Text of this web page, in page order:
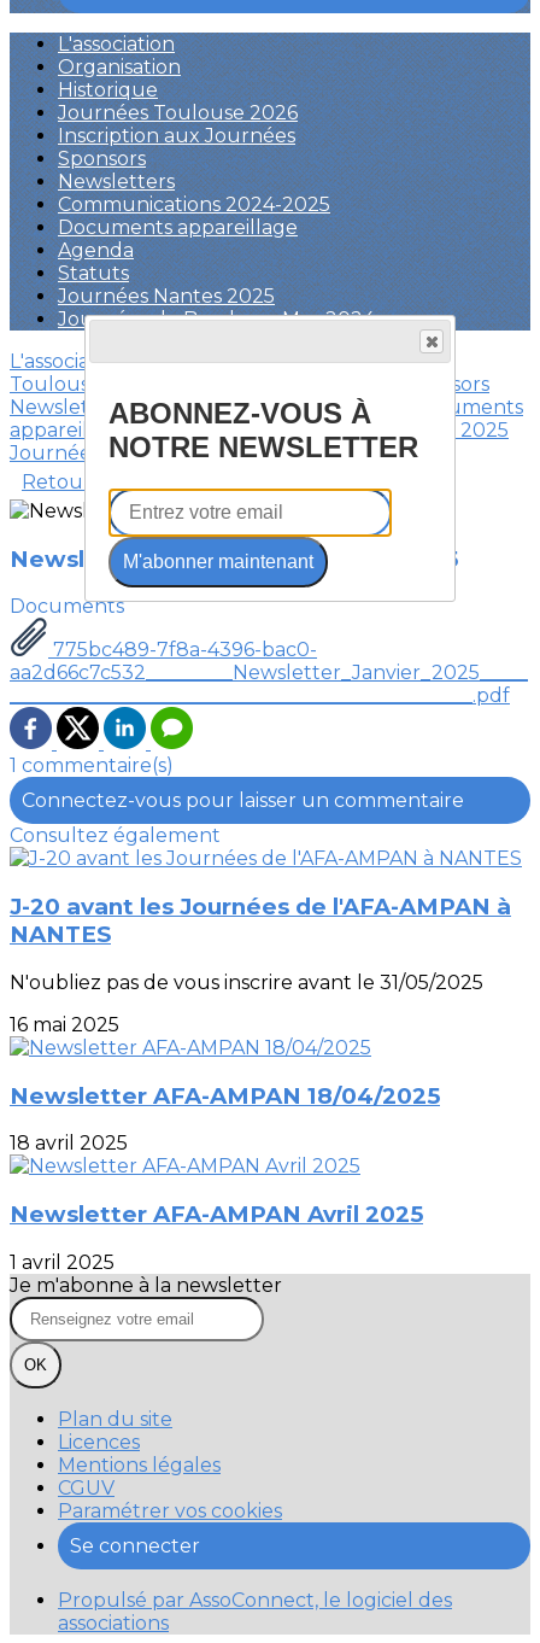
L'association
Organisation
Historique
Journées Toulouse 2026
Inscription aux Journées
Sponsors
Newsletters
Communications 2024-2025
Documents appareillage
Agenda
Statuts
Journées Nantes 2025
Journées de Berck sur Mer 2024
L'associationOrganisationHistoriqueJournées
Toulouse 2026
Sponsors
NewslettersCommunications 2024-2025
Documents
appareillageAgendaStatutsJournées Nantes 2025
Journées de Berck sur Mer 2024
Retour
Newsletter AFA-AMPAN Janvier 2025
Documents
775bc489-7f8a-4396-bac0-
aa2d66c7c532_________Newsletter_Janvier_2025_____
________________________________________________.pdf
1 commentaire(s)
Connectez-vous pour laisser un commentaire
Consultez également
J-20 avant les Journées de l'AFA-AMPAN à
NANTES
N'oubliez pas de vous inscrire avant le 31/05/2025
16 mai 2025
Newsletter AFA-AMPAN 18/04/2025
18 avril 2025
Newsletter AFA-AMPAN Avril 2025
1 avril 2025
Je m'abonne à la newsletter
OK
Plan du site
Licences
Mentions légales
CGUV
Paramétrer vos cookies
Se connecter
Propulsé par AssoConnect, le logiciel des
associations
ABONNEZ-VOUS À
NOTRE NEWSLETTER
M'abonner maintenant